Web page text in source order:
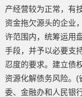
产经营较为正常，有
资金拖欠源头的企业
许范围内，统筹运用
手段，并予以必要支
忍度的要求。建立债
资源化解债务风险。(
委、金融办和人民银